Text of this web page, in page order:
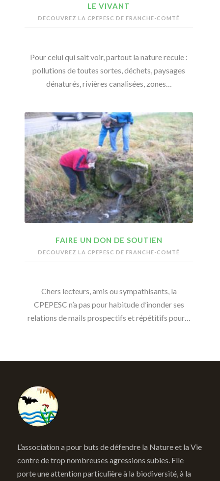
LE VIVANT
DECOUVREZ LA CPEPESC DE FRANCHE-COMTÉ
Pour celui qui sait voir, partout la nature recule :
pollutions de toutes sortes, déchets, paysages
dénaturés, rivières canalisées, zones…
FAIRE UN DON DE SOUTIEN
DECOUVREZ LA CPEPESC DE FRANCHE-COMTÉ
Chers lecteurs, amis ou sympathisants, la
CPEPESC n’a pas pour habitude d’inonder ses
relations de mails prospectifs et répétitifs pour…
L’association a pour buts de défendre la Nature et la Vie
contre de trop nombreuses agressions subies. Elle
porte une attention particulière à la biodiversité, à la